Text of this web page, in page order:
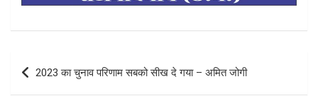
Post
navigation
2023 का चुनाव परिणाम सबको सीख दे गया – अमित जोगी